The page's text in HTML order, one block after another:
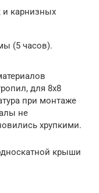
и карнизных
(5 часов).
для 8х8
при монтаже
не
хрупкими.
крыши